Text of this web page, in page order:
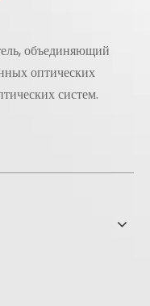
объединяющий
оптических
систем.